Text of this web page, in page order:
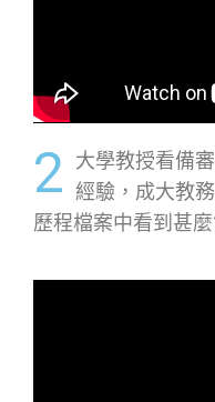
2
大學教授看備
經驗，成大教
歷程檔案中看到甚麼